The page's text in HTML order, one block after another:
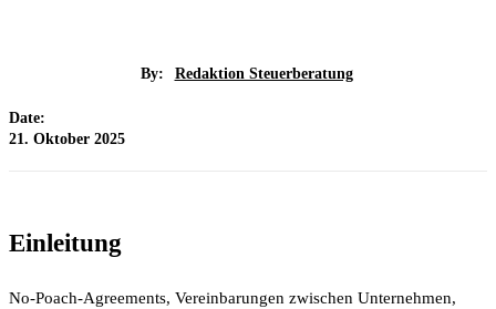
By: Redaktion Steuerberatung
Date:
21. Oktober 2025
Einleitung
No-Poach-Agreements, Vereinbarungen zwischen Unternehmen,